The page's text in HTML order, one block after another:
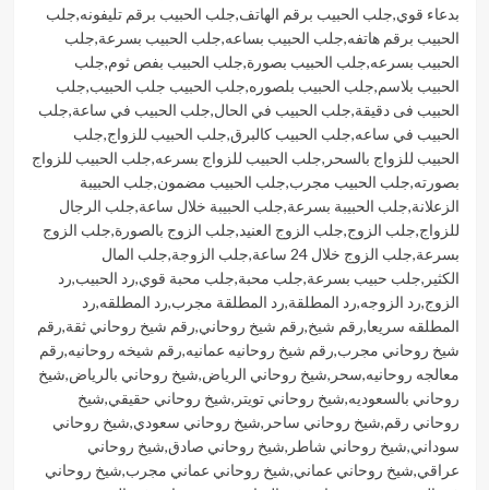
بدعاء قوي,جلب الحبيب برقم الهاتف,جلب الحبيب برقم تليفونه,جلب
الحبيب برقم هاتفه,جلب الحبيب بساعه,جلب الحبيب بسرعة,جلب
الحبيب بسرعه,جلب الحبيب بصورة,جلب الحبيب بفص ثوم,جلب
الحبيب بلاسم,جلب الحبيب بلصوره,جلب الحبيب جلب الحبيب,جلب
الحبيب فى دقيقة,جلب الحبيب في الحال,جلب الحبيب في ساعة,جلب
الحبيب في ساعه,جلب الحبيب كالبرق,جلب الحبيب للزواج,جلب
الحبيب للزواج بالسحر ,جلب الحبيب للزواج بسرعه,جلب الحبيب للزواج
بصورته,جلب الحبيب مجرب,جلب الحبيب مضمون,جلب الحبيبة
الزعلانة,جلب الحبيبة بسرعة,جلب الحبيبة خلال ساعة,جلب الرجال
للزواج,جلب الزوج,جلب الزوج العنيد,جلب الزوج بالصورة,جلب الزوج
بسرعة,جلب الزوج خلال 24 ساعة ,جلب الزوجة,جلب المال
الكثير ,جلب حبيب بسرعة,جلب محبة,جلب محبة قوي,رد الحبيب,رد
الزوج,رد الزوجه,رد المطلقة,رد المطلقة مجرب,رد المطلقه,رد
المطلقه سريعا,رقم شيخ,رقم شيخ روحاني,رقم شيخ روحاني ثقة,رقم
شيخ روحاني مجرب,رقم شيخ روحانيه عمانيه,رقم شيخه روحانيه,رقم
معالجه روحانيه,سحر ,شيخ روحاني الرياض,شيخ روحاني بالرياض,شيخ
روحاني بالسعوديه,شيخ روحاني تويتر ,شيخ روحاني حقيقي,شيخ
روحاني رقم,شيخ روحاني ساحر ,شيخ روحاني سعودي,شيخ روحاني
سوداني,شيخ روحاني شاطر ,شيخ روحاني صادق,شيخ روحاني
عراقي,شيخ روحاني عماني,شيخ روحاني عماني مجرب,شيخ روحاني